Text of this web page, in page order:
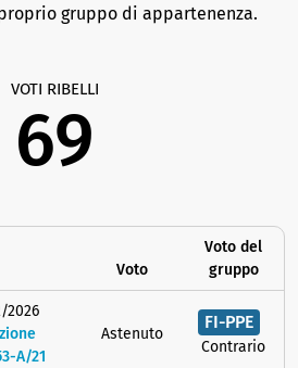
gruppo di appartenenza.
VOTI RIBELLI
69
Voto
Voto del
gruppo
2026
A/21
Astenuto
FI-PPE
Contrario